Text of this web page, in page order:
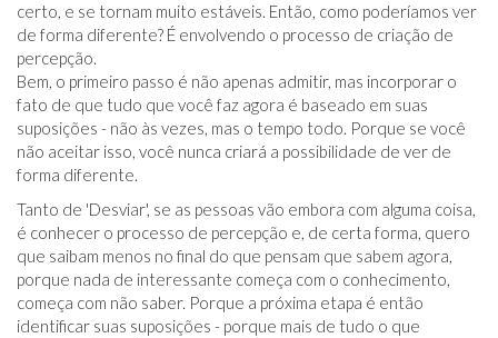
certo, e se tornam muito estáveis. Então, como poderíamos ver
de forma diferente? É envolvendo o processo de criação de
percepção.
Bem, o primeiro passo é não apenas admitir, mas incorporar o
fato de que tudo que você faz agora é baseado em suas
suposições - não às vezes, mas o tempo todo. Porque se você
não aceitar isso, você nunca criará a possibilidade de ver de
forma diferente.
Tanto de 'Desviar', se as pessoas vão embora com alguma coisa,
é conhecer o processo de percepção e, de certa forma, quero
que saibam menos no final do que pensam que sabem agora,
porque nada de interessante começa com o conhecimento,
começa com não saber. Porque a próxima etapa é então
identificar suas suposições - porque mais de tudo o que